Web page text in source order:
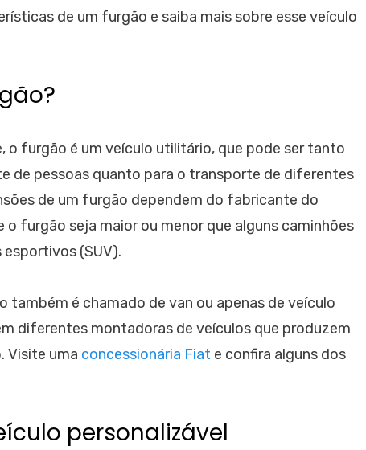
de um furgão e saiba mais sobre esse veículo
o furgão é um veículo utilitário, que pode ser tanto
de pessoas quanto para o transporte de diferentes
de um furgão dependem do fabricante do
furgão seja maior ou menor que alguns caminhões
(SUV).
também é chamado de van ou apenas de veículo
diferentes montadoras de veículos que produzem
Visite uma concessionária Fiat e confira alguns dos
personalizável